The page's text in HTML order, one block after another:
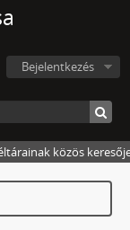
Bejelentkezés
közös